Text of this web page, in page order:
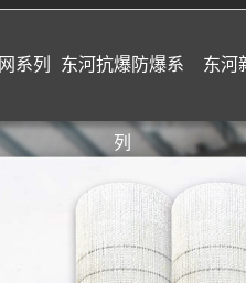
系列 东河抗爆防爆系
列
东河